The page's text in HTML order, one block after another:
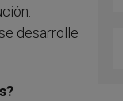
desarrolle